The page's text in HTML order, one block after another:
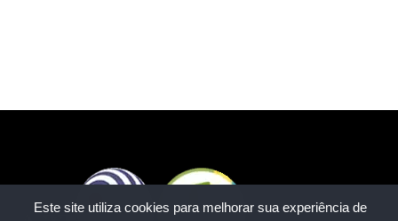
Este site utiliza cookies para melhorar sua experiência de